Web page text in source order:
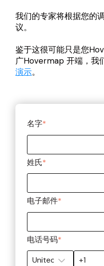
我们的专家将根据您的
议。
鉴于这很可能只是您
广Hovermap 开端，我
演示。
名字*
姓氏*
电子邮件*
电话号码*